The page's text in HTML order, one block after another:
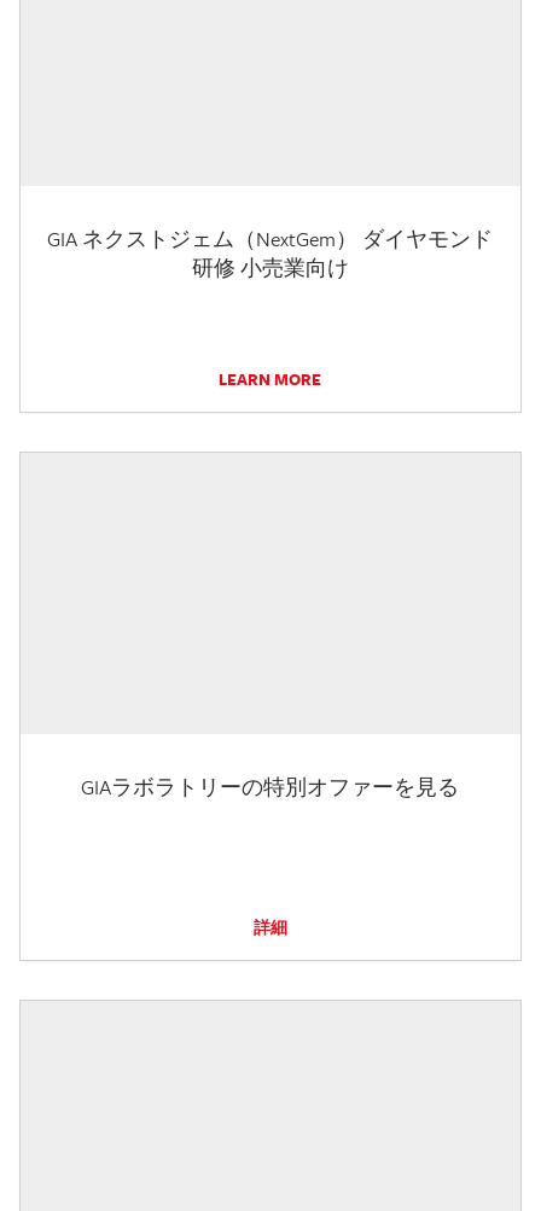
GIA ネクストジェム（NextGem） ダイヤモンド
研修 小売業向け
LEARN MORE
GIAラボラトリーの特別オファーを見る
詳細